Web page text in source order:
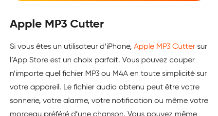
Apple MP3 Cutter
Si vous êtes un utilisateur d’iPhone, Apple MP3 Cutter sur
l’App Store est un choix parfait. Vous pouvez couper
n’importe quel fichier MP3 ou M4A en toute simplicité sur
votre appareil. Le fichier audio obtenu peut être votre
sonnerie, votre alarme, votre notification ou même votre
morceau préféré d’une chanson. Vous pouvez même